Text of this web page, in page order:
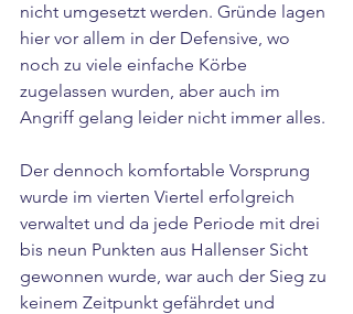
nicht umgesetzt werden. Gründe lagen
hier vor allem in der Defensive, wo
noch zu viele einfache Körbe
zugelassen wurden, aber auch im
Angriff gelang leider nicht immer alles.
Der dennoch komfortable Vorsprung
wurde im vierten Viertel erfolgreich
verwaltet und da jede Periode mit drei
bis neun Punkten aus Hallenser Sicht
gewonnen wurde, war auch der Sieg zu
keinem Zeitpunkt gefährdet und